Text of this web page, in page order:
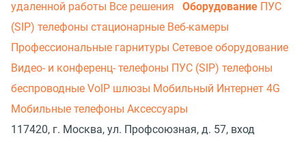
удаленной работы Все решения Оборудование ПУС
(SIP) телефоны стационарные Веб-камеры
Профессиональные гарнитуры Сетевое оборудование
Видео- и конференц- телефоны ПУС (SIP) телефоны
беспроводные VoIP шлюзы Мобильный Интернет 4G
Мобильные телефоны Аксессуары
117420, г. Москва, ул. Профсоюзная, д. 57, вход